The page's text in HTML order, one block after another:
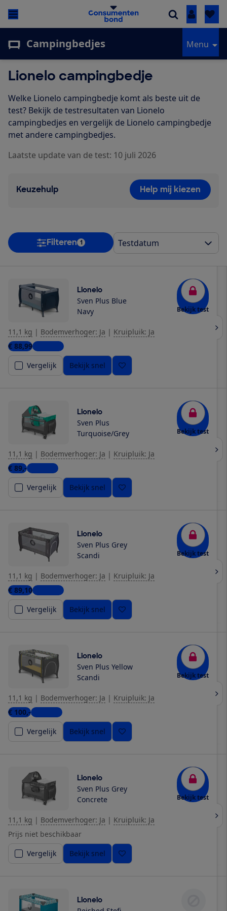
Inloggen
Campingbedjes Menu
Lionelo campingbedje
Welke Lionelo campingbedje komt als beste uit de
test? Bekijk de testresultaten van Lionelo
campingbedjes en vergelijk de Lionelo campingbedje
met andere campingbedjes.
Laatste update van de test: 10 juli 2026
Keuzehulp Help mij kiezen
Filteren 1
Lionelo
Sven Plus Blue
Navy
Bekijk test
11,1 kg | Bodemverhoger: Ja | Kruipluik: Ja
€ 88,993 winkels
Vergelijk
Bekijk snel
Lionelo
Sven Plus
Turquoise/Grey
Bekijk test
11,1 kg | Bodemverhoger: Ja | Kruipluik: Ja
€ 89,-3 winkels
Vergelijk
Bekijk snel
Lionelo
Sven Plus Grey
Scandi
Bekijk test
11,1 kg | Bodemverhoger: Ja | Kruipluik: Ja
€ 89,103 winkels
Vergelijk
Bekijk snel
Lionelo
Sven Plus Yellow
Scandi
Bekijk test
11,1 kg | Bodemverhoger: Ja | Kruipluik: Ja
€ 100,-2 winkels
Vergelijk
Bekijk snel
Lionelo
Sven Plus Grey
Concrete
Bekijk test
11,1 kg | Bodemverhoger: Ja | Kruipluik: Ja
Prijs niet beschikbaar
Vergelijk
Bekijk snel
Lionelo